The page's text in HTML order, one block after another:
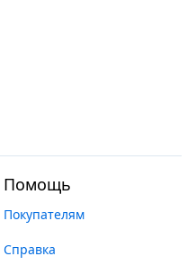
Помощь
Покупателям
Справка